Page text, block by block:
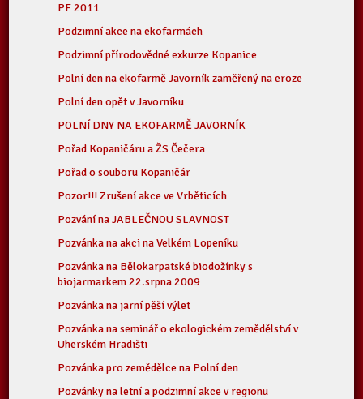
PF 2011
Podzimní akce na ekofarmách
Podzimní přírodovědné exkurze Kopanice
Polní den na ekofarmě Javorník zaměřený na eroze
Polní den opět v Javorníku
POLNÍ DNY NA EKOFARMĚ JAVORNÍK
Pořad Kopaničáru a ŽS Čečera
Pořad o souboru Kopaničár
Pozor!!! Zrušení akce ve Vrběticích
Pozvání na JABLEČNOU SLAVNOST
Pozvánka na akci na Velkém Lopeníku
Pozvánka na Bělokarpatské biodožínky s
biojarmarkem 22.srpna 2009
Pozvánka na jarní pěší výlet
Pozvánka na seminář o ekologickém zemědělství v
Uherském Hradišti
Pozvánka pro zemědělce na Polní den
Pozvánky na letní a podzimní akce v regionu